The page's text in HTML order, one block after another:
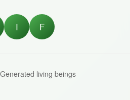
I F
living beings